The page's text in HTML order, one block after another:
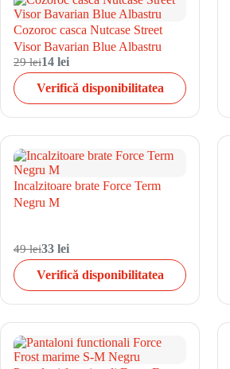
Cozoroc casca Nutcase Street
Visor Bavarian Blue Albastru
29 lei14 lei
Verifică disponibilitatea
Incalzitoare brate Force Term
Negru M
49 lei33 lei
Verifică disponibilitatea